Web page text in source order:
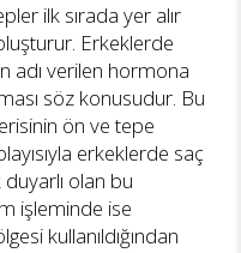
ilk sırada yer alır
Erkeklerde
adı verilen hormona
söz konusudur. Bu
ön ve tepe
erkeklerde saç
olan bu
işleminde ise
kullanıldığından